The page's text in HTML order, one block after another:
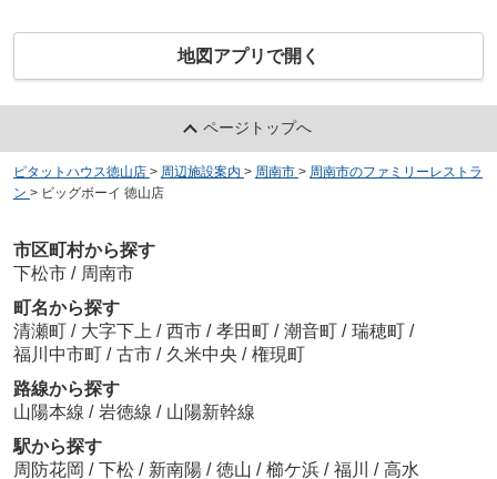
地図アプリで開く
ページトップへ
ピタットハウス徳山店 > 周辺施設案内 > 周南市 > 周南市のファミリーレストラ
ン > ビッグボーイ 徳山店
市区町村から探す
下松市 / 周南市
町名から探す
清瀬町 / 大字下上 / 西市 / 孝田町 / 潮音町 / 瑞穂町 /
福川中市町 / 古市 / 久米中央 / 権現町
路線から探す
山陽本線 / 岩徳線 / 山陽新幹線
駅から探す
周防花岡 / 下松 / 新南陽 / 徳山 / 櫛ケ浜 / 福川 / 高水